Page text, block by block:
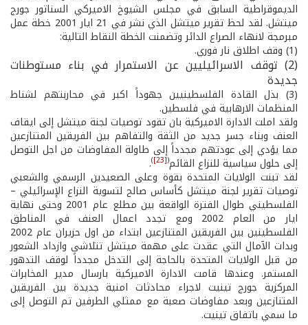
الديموقراطية السابق في مجلس الشيوخ الاميركي السناتور جورج
ميتشل. لقد لحظ تقرير ميتشل الذي نشر في 21 ايار 2001 خطة عمل
مبرمجة لانهاء الصراع الدائر وتضمنت الخطة النقاط التالية:
(1) وقف اطلاق نار فوري.
(2) توقف الاسرائيليين عن الاستمرار في بناء مستوطنات
جديدة
(3) بذل القادة الفلسطينيين جهوداً اكبر في محاربتهم لشناط
المنظمات الارهابية في فلسطين.
ولقد املت الادارة الاميركية بان تقود توصيات لجنة ميتشل إلى ايقاف
العنف وبناء جسر جديد من الثقة والتفاهم بين الفريقين المتنازعين
مما يؤدي إلى عودتهم مجدداً إلى طاولة المفاوضات من اجل التوصل
إلى حلول سياسية للنزاع القائم(
[23]
)
.
لقد تبنت الولايات المتحدة بقوة وعلى الصعيدين الرسمي والشعبي
توصيات تقرير لجنة ميتشل كأساس صالح لتسوية النزاع الإسرائيلي –
الفلسطيني طوال الفترة الواقعة بين مطلع عام 2001 وحتى نهاية
ايار من العام 2002 ومع تجدد اعمال العنف في المناطق
الفلسطينين بين الفريقين المتنازعين ابتداء من اول حزيران عام 2002
وبدات الآمال التي عقدت على مهمة ميتشل تتلاشى وازداد الشعور
من قبل الولايات المتحدة بالحاجة إلى التدخل مجدداً لوقف التدهور
المستمر. وعندها قامت الادارة الاميركية بارسال مدير المخابرات
المركزية جورج تينيت لاجراء محادثات امنية جديدة بين الفريقين
المتنازعين وبعد مفاوضات صعبة مع ممثلي الطرفين تم التوصل إلى
ما سمي باتفاق تينيت.